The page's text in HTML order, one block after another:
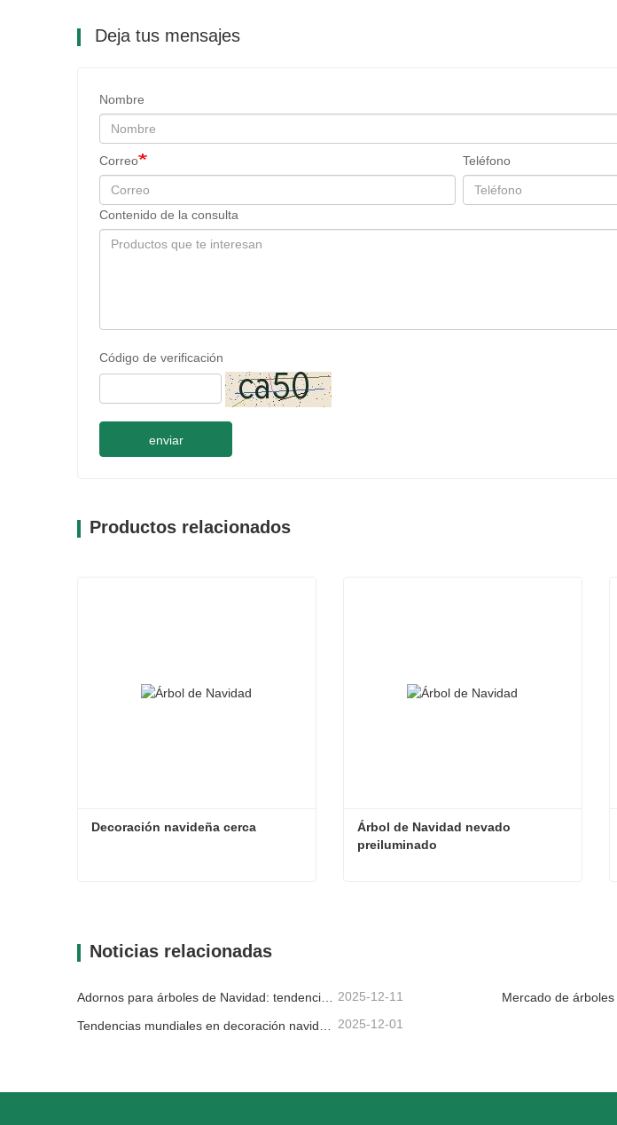
Deja tus mensajes
Nombre
Correo Teléfono
Contenido de la consulta
Código de verificación
enviar
Productos relacionados
Decoración navideña cerca
Árbol de Navidad nevado
preiluminado
Noticias relacionadas
Adornos para árboles de Navidad: tendencias del mercado, información sobre la cadena de suministro y guía de adquisiciones 2025 2025-12-11
2025-12-01